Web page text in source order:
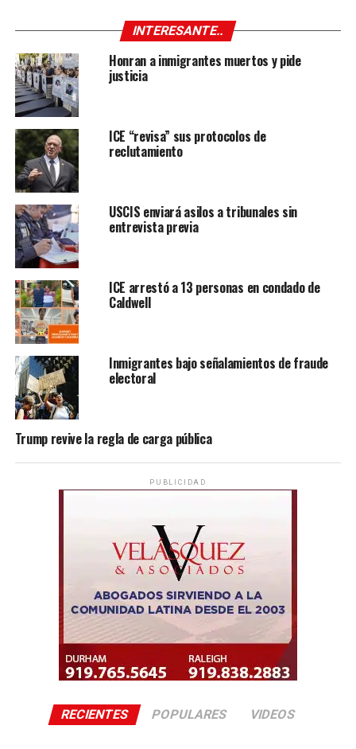
INTERESANTE..
Honran a inmigrantes muertos y pide
justicia
ICE “revisa” sus protocolos de
reclutamiento
USCIS enviará asilos a tribunales sin
entrevista previa
ICE arrestó a 13 personas en condado de
Caldwell
Inmigrantes bajo señalamientos de fraude
electoral
Trump revive la regla de carga pública
PUBLICIDAD
RECIENTES POPULARES VIDEOS